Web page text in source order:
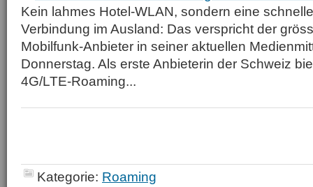
Kein lahmes Hotel-WLAN, sondern eine
Verbindung im Ausland: Das verspricht der
Mobilfunk-Anbieter in seiner aktuellen
Donnerstag. Als erste Anbieterin der Schweiz
4G/LTE-Roaming...
Kategorie: Roaming